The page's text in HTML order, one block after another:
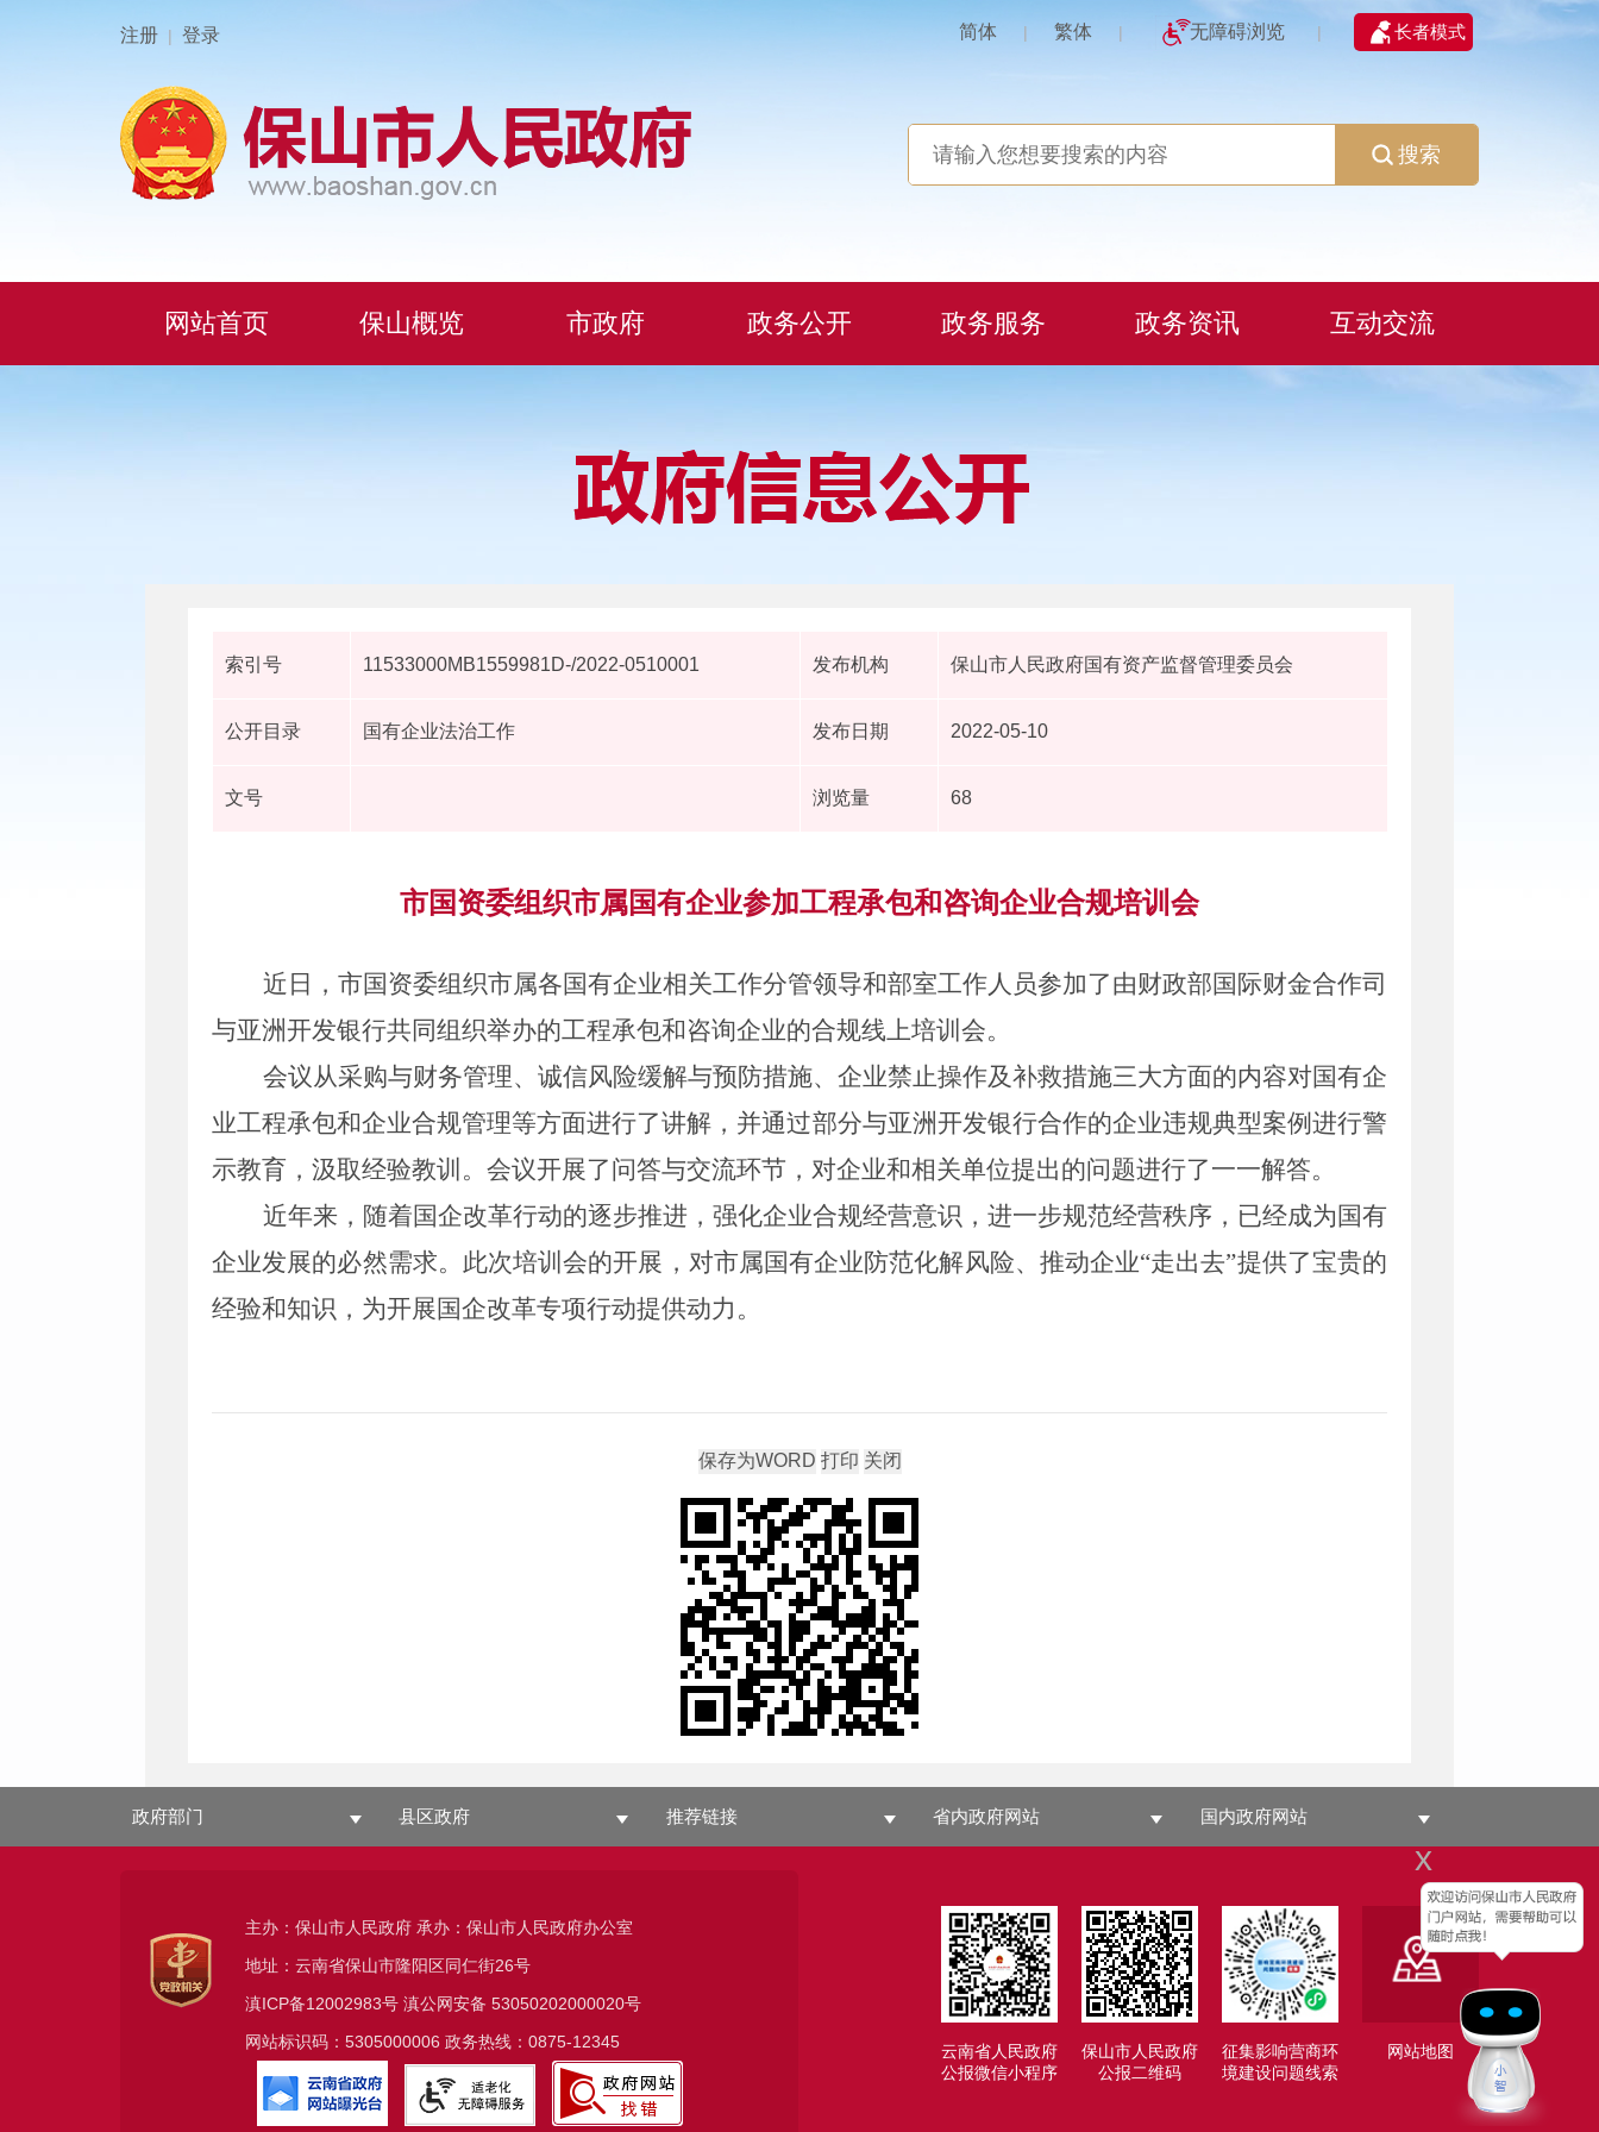
注册 | 登录 简体 | 繁体 | 无障碍浏览 | 长者模式
x
搜索
网站首页 保山概览 市政府 政务公开 政务服务 政务资讯 互动交流
索引号 11533000MB1559981D-/2022-0510001 发布机构 保山市人民政府国有资产监督管理委员会
公开目录 国有企业法治工作 发布日期 2022-05-10
文号 浏览量 68
市国资委组织市属国有企业参加工程承包和咨询企业合规培训会
近日，市国资委组织市属各国有企业相关工作分管领导和部室工作人员参加了由财政部国际财金合作司
与亚洲开发银行共同组织举办的工程承包和咨询企业的合规线上培训会。
会议从采购与财务管理、诚信风险缓解与预防措施、企业禁止操作及补救措施三大方面的内容对国有企
业工程承包和企业合规管理等方面进行了讲解，并通过部分与亚洲开发银行合作的企业违规典型案例进行警
示教育，汲取经验教训。会议开展了问答与交流环节，对企业和相关单位提出的问题进行了一一解答。
近年来，随着国企改革行动的逐步推进，强化企业合规经营意识，进一步规范经营秩序，已经成为国有
企业发展的必然需求。此次培训会的开展，对市属国有企业防范化解风险、推动企业“走出去”提供了宝贵的
经验和知识，为开展国企改革专项行动提供动力。
政府部门 县区政府 推荐链接 省内政府网站 国内政府网站
云南省人民政府
公报微信小程序
保山市人民政府
公报二维码
征集影响营商环
境建设问题线索
网站地图
主办：保山市人民政府 承办：保山市人民政府办公室
地址：云南省保山市隆阳区同仁街26号
滇ICP备12002983号滇公网安备 53050202000020号
网站标识码：5305000006 政务热线：0875-12345